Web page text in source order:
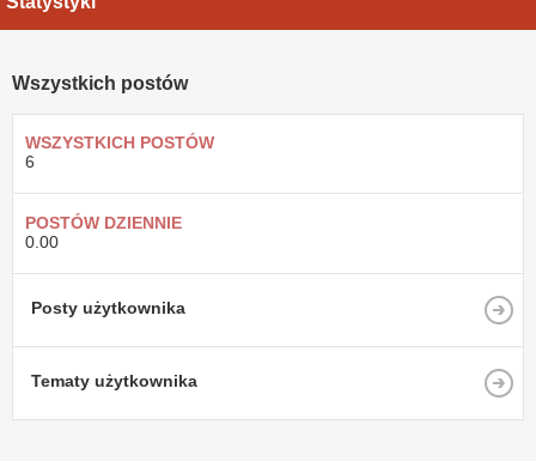
Wszystkich postów
WSZYSTKICH POSTÓW
6
POSTÓW DZIENNIE
0.00
Posty użytkownika
Tematy użytkownika